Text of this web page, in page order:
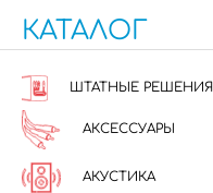
Menu
КАТАЛОГ
ШТАТНЫЕ РЕШЕНИЯ
АКСЕССУАРЫ
АКУСТИКА